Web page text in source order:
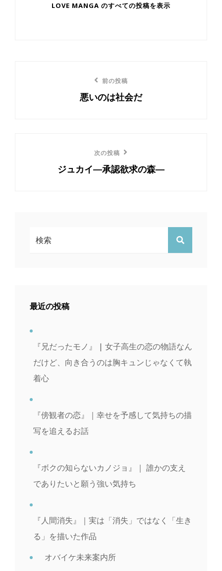
LOVE MANGA のすべての投稿を表示
前の投稿
悪いのは社会だ
次の投稿
ジュカイ―承認欲求の森―
検
索:
検
最近の投稿
『兄だったモノ』 | 女子高生の恋の物語なん
だけど、向き合うのは胸キュンじゃなくて執
着心
『傍観者の恋』｜幸せを予感して気持ちの描
写を追えるお話
『ボクの知らないカノジョ』｜ 誰かの支え
でありたいと願う強い気持ち
『人間消失』｜実は「消失」ではなく「生き
る」を描いた作品
オバイケ未来案内所